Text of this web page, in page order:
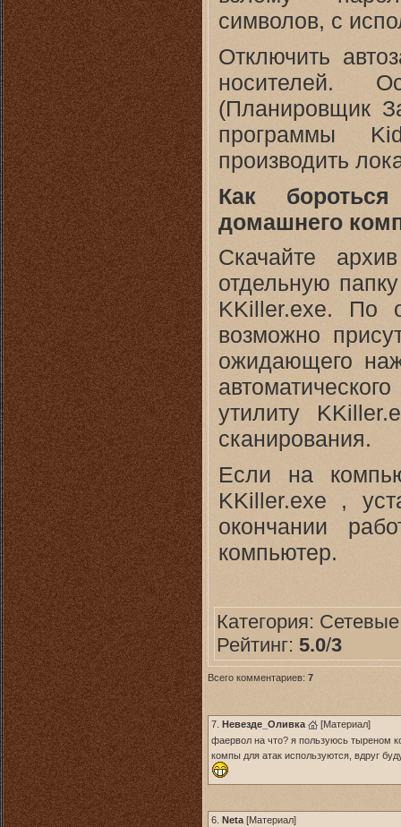
символов, с
Отключить
носителей.
(Планировщик
программы
производить
Как
домашнего
Скачайте
отдельную
KKiller.exe. По
возможно
ожидающего
утилиту
сканирования.
Если на
KKiller.exe ,
окончании
компьютер.
Категория:
Рейтинг: 5.0/3
Всего комментариев: 7
7. Невезде_Оливка [Материал]
фаервол на что? я пользуюсь тыреном
компы для атак используются, вдруг
6. Neta [Материал]